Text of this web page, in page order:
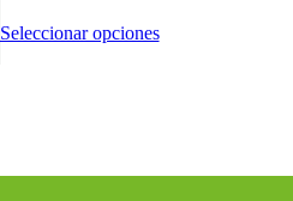
Seleccionar opciones